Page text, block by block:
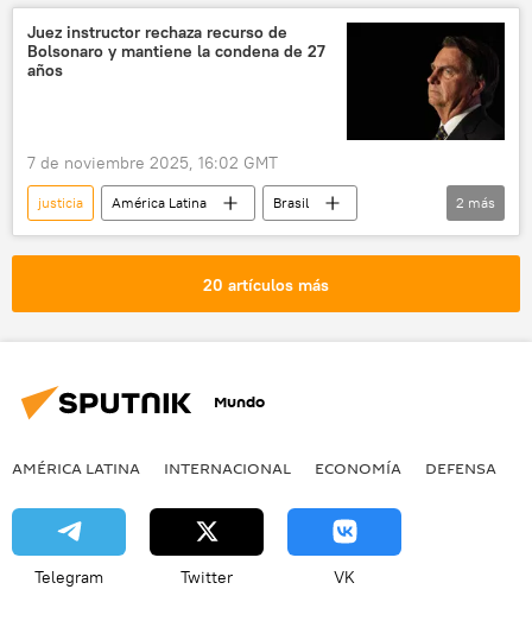
Juez instructor rechaza recurso de
Bolsonaro y mantiene la condena de 27
años
7 de noviembre 2025, 16:02 GMT
justicia América Latina
Brasil
Jair Bolsonaro
Alexandre de Moraes
2 más
20 artículos más
Mundo
AMÉRICA LATINA INTERNACIONAL ECONOMÍA DEFENSA
Telegram Twitter VK